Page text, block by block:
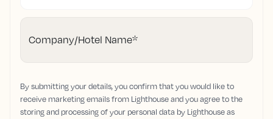
Company/Hotel Name*
By submitting your details, you confirm that you would like to
receive marketing emails from Lighthouse and you agree to the
storing and processing of your personal data by Lighthouse as